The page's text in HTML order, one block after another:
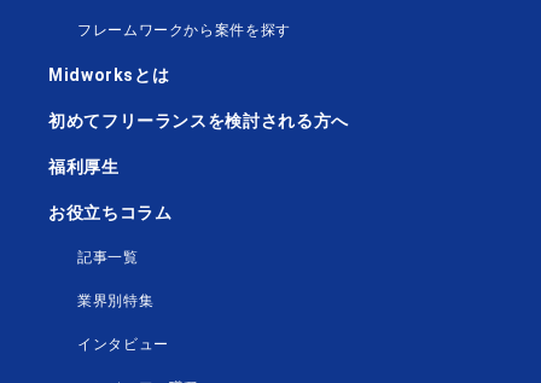
フレームワークから案件を探す
Midworksとは
初めてフリーランスを検討される方へ
福利厚生
お役立ちコラム
記事一覧
業界別特集
インタビュー